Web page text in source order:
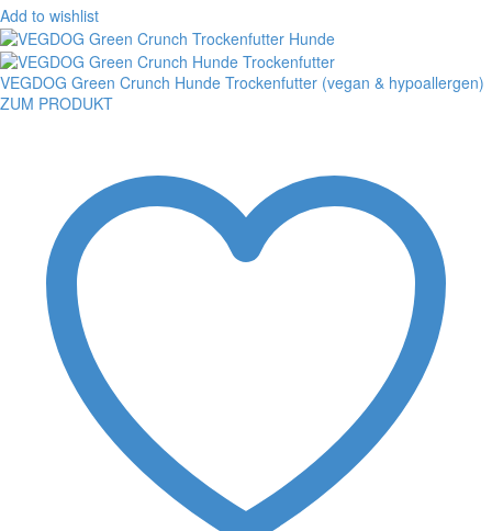
Add to wishlist
VEGDOG Green Crunch Hunde Trockenfutter (vegan & hypoallergen)
ZUM PRODUKT